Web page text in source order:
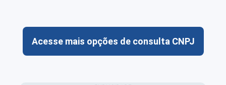
Acesse mais opções de consulta CNPJ